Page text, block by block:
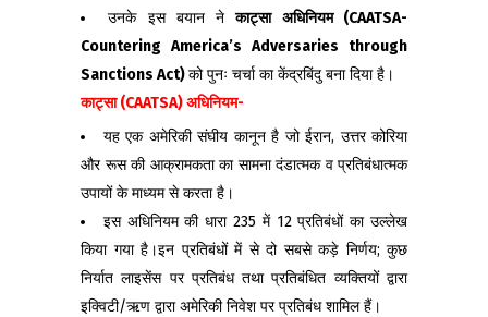
उनके इस बयान नेकाट्सा अधिनियम (CAATSA-
Countering America’s Adversaries through
Sanctions Act)को पुनः चर्चा का केंद्रबिंदु बना दिया है।
काट्सा (CAATSA)अधिनियम-
यह एक अमेरिकी संघीय कानून है जो ईरान, उत्तर कोरिया
और रूस की आक्रामकता का सामना दंडात्मक व प्रतिबंधात्मक
उपायों के माध्यम से करता है।
इस अधिनियम की धारा 235 में 12 प्रतिबंधों का उल्लेख
किया गया है।इन प्रतिबंधों में से दो सबसे कड़े निर्णय; कुछ
निर्यात लाइसेंस पर प्रतिबंध तथा प्रतिबंधित व्यक्तियों द्वारा
इक्विटी/ऋण द्वारा अमेरिकी निवेश पर प्रतिबंध शामिल हैं।